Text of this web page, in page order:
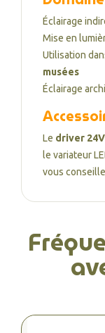
Éclairage
Mise en
Utilisation
musées
Éclairage
Le driver
le variateur
vous